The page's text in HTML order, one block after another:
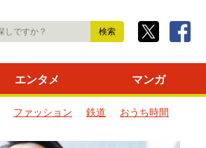
エンタメ マンガ
ファッション 鉄道
おうち時間